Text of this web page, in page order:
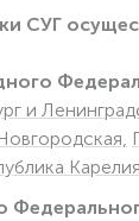
СУГ
и